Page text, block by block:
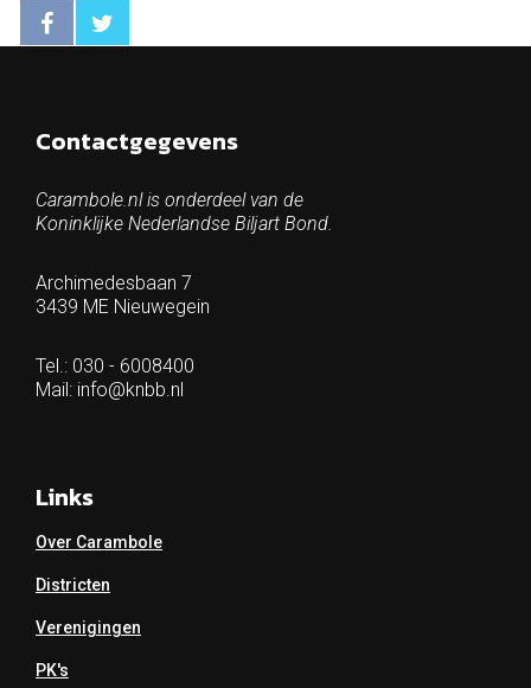
Contactgegevens
Carambole.nl is onderdeel van de
Koninklijke Nederlandse Biljart Bond.
Archimedesbaan 7
3439 ME Nieuwegein
Tel.: 030 - 6008400
Mail: info@knbb.nl
Links
Over Carambole
Districten
Verenigingen
PK's